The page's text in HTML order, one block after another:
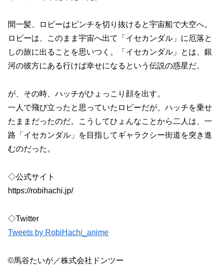
間一髪、ロビーはピンチを切り抜けると宇宙船で大空へ。
ロビーは、このまま宇宙へ出て「イセカンダル」に厄落と
しの旅に出ることを思いつく。「イセカンダル」とは、銀
河の彼方にある行けば幸せになるという伝説の惑星だ。
が、その時、ハッチがひょっこり顔を出す。
一人で飛び立ったと思っていたロビーだが、ハッチを乗せ
たままだったのだ。こうしてひょんなことから二人は、一
路「イセカンダル」を目指してギャラクシー街道を突き進
むのだった。
◇公式サイト
https://robihachi.jp/
◇Twitter
Tweets by RobiHachi_anime
©馬谷たいが／株式会社ドンツー